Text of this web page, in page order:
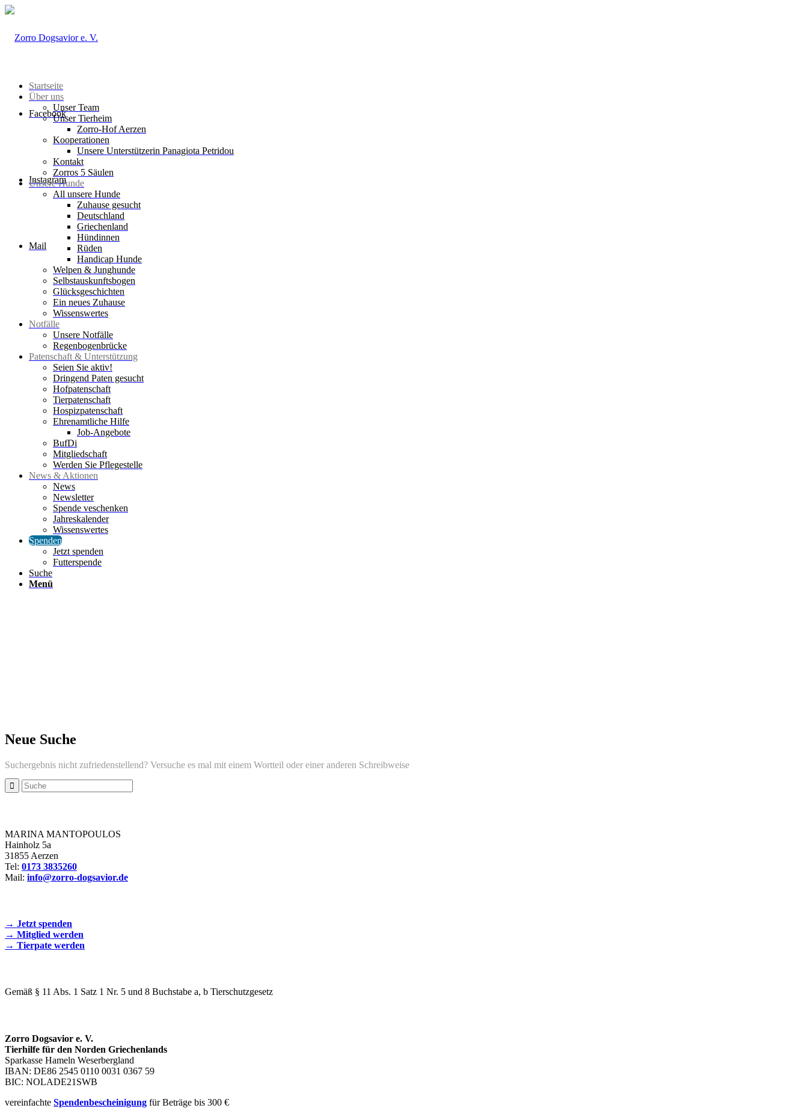
Facebook
Instagram
Mail
Startseite
Über uns
Unser Team
Unser Tierheim
Zorro-Hof Aerzen
Kooperationen
Unsere Unterstützerin Panagiota Petridou
Kontakt
Zorros 5 Säulen
Unsere Hunde
All unsere Hunde
Zuhause gesucht
Deutschland
Griechenland
Hündinnen
Rüden
Handicap Hunde
Welpen & Junghunde
Selbstauskunftsbogen
Glücksgeschichten
Ein neues Zuhause
Wissenswertes
Notfälle
Unsere Notfälle
Regenbogenbrücke
Patenschaft & Unterstützung
Seien Sie aktiv!
Dringend Paten gesucht
Hofpatenschaft
Tierpatenschaft
Hospizpatenschaft
Ehrenamtliche Hilfe
Job-Angebote
BufDi
Mitgliedschaft
Werden Sie Pflegestelle
News & Aktionen
News
Newsletter
Spende veschenken
Jahreskalender
Wissenswertes
Spenden
Jetzt spenden
Futterspende
Suche
Menü
Neue Suche
Suchergebnis nicht zufriedenstellend? Versuche es mal mit einem Wortteil oder einer anderen Schreibweise
MARINA MANTOPOULOS
Hainholz 5a
31855 Aerzen
Tel: 0173 3835260
Mail: info@zorro-dogsavior.de
→ Jetzt spenden
→ Mitglied werden
→ Tierpate werden
Gemäß § 11 Abs. 1 Satz 1 Nr. 5 und 8 Buchstabe a, b Tierschutzgesetz
Zorro Dogsavior e. V.
Tierhilfe für den Norden Griechenlands
Sparkasse Hameln Weserbergland
IBAN: DE86 2545 0110 0031 0367 59
BIC: NOLADE21SWB
vereinfachte Spendenbescheinigung für Beträge bis 300 €